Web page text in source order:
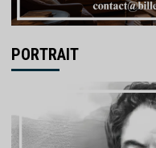
PORTRAIT